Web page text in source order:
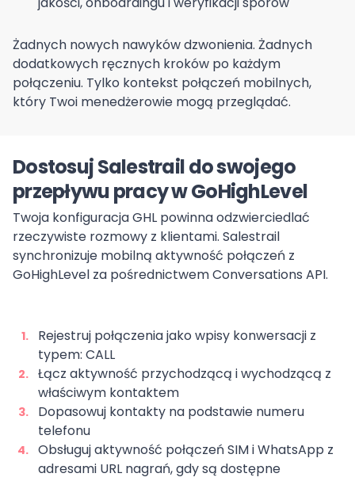
Żadnych nowych nawyków dzwonienia. Żadnych
dodatkowych ręcznych kroków po każdym
połączeniu. Tylko kontekst połączeń mobilnych,
który Twoi menedżerowie mogą przeglądać.
Dostosuj Salestrail do swojego
przepływu pracy w GoHighLevel
Twoja konfiguracja GHL powinna odzwierciedlać
rzeczywiste rozmowy z klientami. Salestrail
synchronizuje mobilną aktywność połączeń z
GoHighLevel za pośrednictwem Conversations API.
Rejestruj połączenia jako wpisy konwersacji z
typem: CALL
Łącz aktywność przychodzącą i wychodzącą z
właściwym kontaktem
Dopasowuj kontakty na podstawie numeru
telefonu
Obsługuj aktywność połączeń SIM i WhatsApp z
adresami URL nagrań, gdy są dostępne